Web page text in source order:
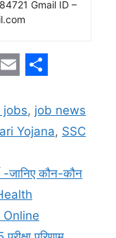
Gmail ID –
h
a
e
jobs, job news
Yojana, SSC
-जानिए कौन-कौन